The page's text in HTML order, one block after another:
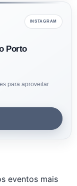
INSTAGRAM
Porto
para aproveitar
eventos mais